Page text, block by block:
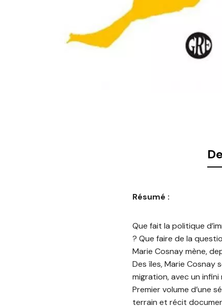
Résumé :
Que fait la politique
? Que faire de la
Marie Cosnay mène,
Des îles, Marie
migration, avec un
Premier volume d’une
terrain et récit